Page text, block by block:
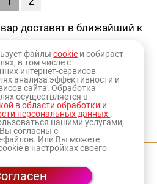
доставят в ближайший к
мастер-классы
файлыcookie и собирает
в том числе с
интернет-сервисов
анализа эффективности и
сайта. Обработка
осуществляется в
в области обработки и
персональных данных .
нашими услугами,
согласны с
файлов. Или Вы можете
в настройках своего